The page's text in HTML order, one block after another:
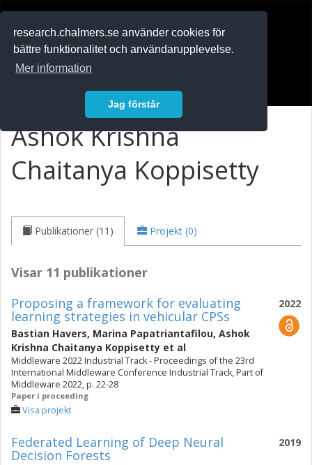
research.chalmers.se använder cookies för
bättre funktionalitet och användarupplevelse.
Mer information
Jag förstår
Ashok Krishna
Chaitanya Koppisetty
Publikationer (11) Projekt (0)
Visar 11 publikationer
2022
Proposing a framework for evaluating
learning strategies in vehicular CPSs
Bastian Havers, Marina Papatriantafilou, Ashok
Krishna Chaitanya Koppisetty et al
Middleware 2022 Industrial Track - Proceedings of the 23rd
International Middleware Conference Industrial Track, Part of
Middleware 2022, p. 22-28
Paper i proceeding
Visa projekt
2019
Federated Learning of Deep Neural
Decision Forests